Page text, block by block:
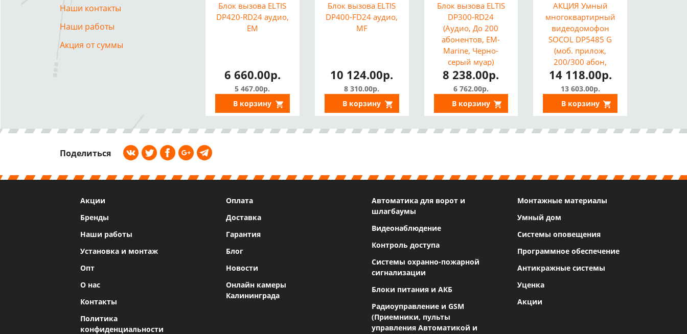
Наши контакты
Наши работы
Акция от суммы
Блок вызова ELTIS
DP420-RD24 аудио,
EM
6 660.00р.
5 467.00р.
В корзину
Блок вызова ELTIS
DP400-FD24 аудио,
MF
10 124.00р.
8 310.00р.
В корзину
Блок вызова ELTIS
DP300-RD24
(Аудио, До 200
абонентов, EM-
Marine, Черно-
серый муар)
8 238.00р.
6 762.00р.
В корзину
АКЦИЯ Умный
многоквартирный
видеодомофон
SOCOL DP5485 G
(моб. прилож,
200/300 абон,
трубки или
мониторы)^
Бывшая розница
25 460р.
14 118.00р.
13 603.00р.
В корзину
Поделиться
Акции
Бренды
Наши работы
Установка и монтаж
Опт
О нас
Контакты
Политика
конфиденциальности
Оплата
Доставка
Гарантия
Блог
Новости
Онлайн камеры
Калининграда
Автоматика для ворот и
шлагбаумы
Видеонаблюдение
Контроль доступа
Системы охранно-пожарной
сигнализации
Блоки питания и АКБ
Радиоуправление и GSM
(Приемники, пульты
управления Автоматикой и
Монтажные материалы
Умный дом
Системы оповещения
Программное обеспечение
Антикражные системы
Уценка
Акции